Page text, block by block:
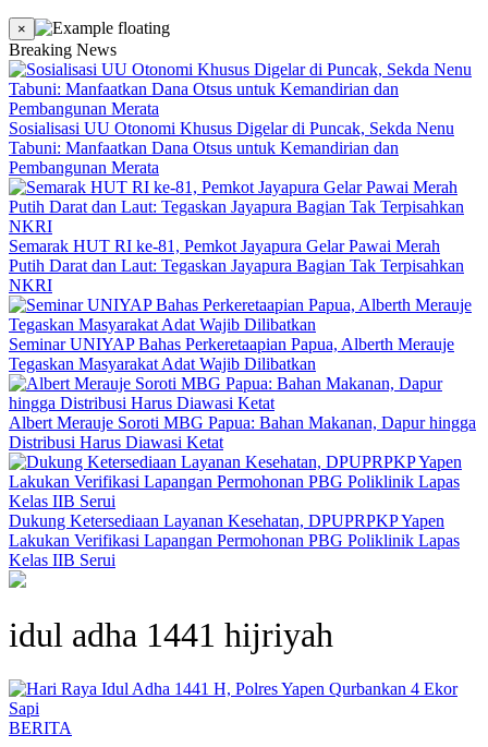
×
Breaking News
Sosialisasi UU Otonomi Khusus Digelar di Puncak, Sekda Nenu
Tabuni: Manfaatkan Dana Otsus untuk Kemandirian dan
Pembangunan Merata
Semarak HUT RI ke-81, Pemkot Jayapura Gelar Pawai Merah
Putih Darat dan Laut: Tegaskan Jayapura Bagian Tak Terpisahkan
NKRI
Seminar UNIYAP Bahas Perkeretaapian Papua, Alberth Merauje
Tegaskan Masyarakat Adat Wajib Dilibatkan
Albert Merauje Soroti MBG Papua: Bahan Makanan, Dapur hingga
Distribusi Harus Diawasi Ketat
Dukung Ketersediaan Layanan Kesehatan, DPUPRPKP Yapen
Lakukan Verifikasi Lapangan Permohonan PBG Poliklinik Lapas
Kelas IIB Serui
idul adha 1441 hijriyah
BERITA